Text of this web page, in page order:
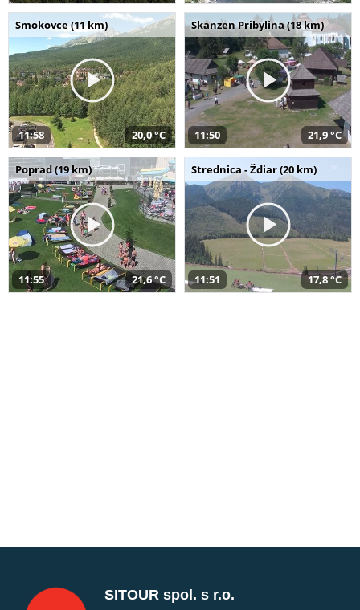
Smokovce (11 km)
11:58 20,0 °C
Skanzen Pribylina (18 km)
11:50 21,9 °C
Poprad (19 km)
11:55 21,6 °C
Strednica - Ždiar (20 km)
11:51 17,8 °C
SITOUR spol. s r.o.